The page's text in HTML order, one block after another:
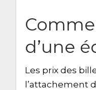
d’une
Les prix des
l’attachement